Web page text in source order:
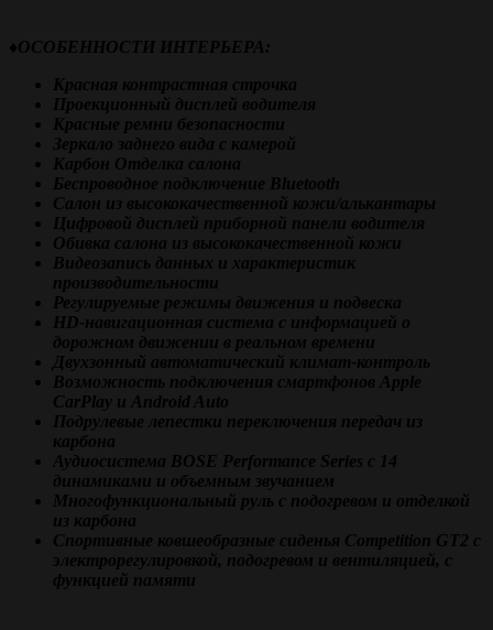
♦️ОСОБЕННОСТИ ИНТЕРЬЕРА:
Красная контрастная строчка
Проекционный дисплей водителя
Красные ремни безопасности
Зеркало заднего вида с камерой
Карбон Отделка салона
Беспроводное подключение Bluetooth
Салон из высококачественной кожи/алькантары
Цифровой дисплей приборной панели водителя
Обивка салона из высококачественной кожи
Видеозапись данных и характеристик
производительности
Регулируемые режимы движения и подвеска
HD-навигационная система с информацией о
дорожном движении в реальном времени
Двухзонный автоматический климат-контроль
Возможность подключения смартфонов Apple
CarPlay и Android Auto
Подрулевые лепестки переключения передач из
карбона
Аудиосистема BOSE Performance Series с 14
динамиками и объемным звучанием
Многофункциональный руль с подогревом и отделкой
из карбона
Спортивные ковшеобразные сиденья Competition GT2 с
электрорегулировкой, подогревом и вентиляцией, с
функцией памяти